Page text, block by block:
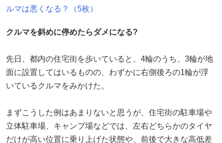
ルマは悪くなる？（5枚）
クルマを斜めに停めたらダメになる?
先日、都内の住宅街を歩いていると、4輪のうち、3輪が地
面に設置してはいるものの、わずかに右側後ろの1輪が浮
いているクルマをみかけた。
まずこうした例はあまりないと思うが、住宅街の駐車場や
立体駐車場、キャンプ場などでは、左右どちらかのタイヤ
だけが高い位置に乗り上げた状態や、前後で大きな高低差